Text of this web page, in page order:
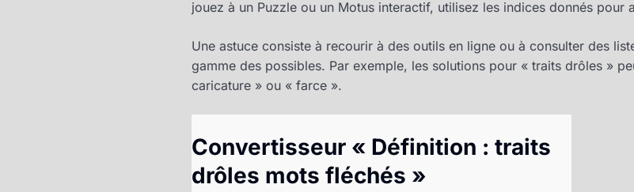
jouez à un Puzzle ou un Motus interactif, utilisez les indices donnés pour
Une astuce consiste à recourir à des outils en ligne ou à consulter des
gamme des possibles. Par exemple, les solutions pour « traits drôles »
caricature » ou « farce ».
Convertisseur « Définition : traits
drôles mots fléchés »